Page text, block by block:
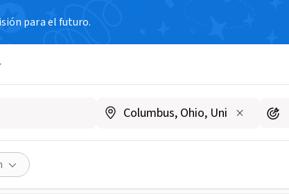
para el futuro.
Samiti